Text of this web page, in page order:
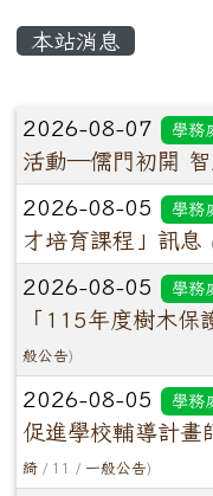
本站消息
文章列表
2026-08-07 學務
活動—儒門初開 智
2026-08-05 學務
才培育課程」訊息
2026-08-05 學務
「115年度樹木保
般公告)
2026-08-05 學務
促進學校輔導計畫
綺 / 11 / 一般公告)